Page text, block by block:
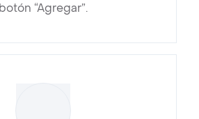
botón “Agregar”.